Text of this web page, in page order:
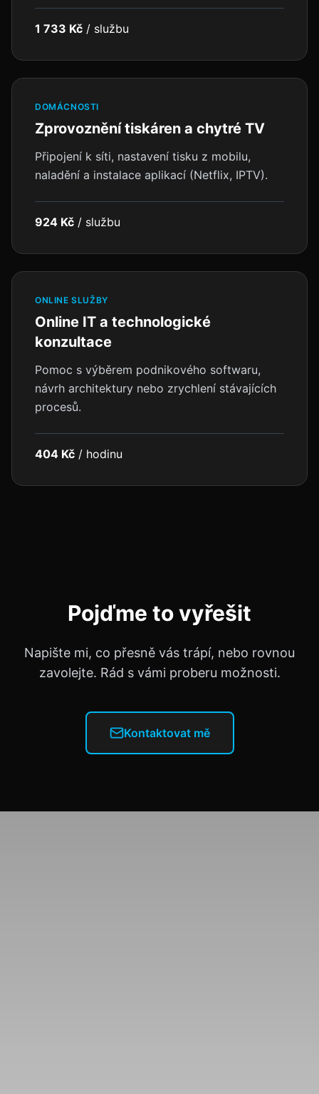
1 733 Kč / službu
DOMÁCNOSTI
Zprovoznění tiskáren a chytré TV
Připojení k síti, nastavení tisku z mobilu,
naladění a instalace aplikací (Netflix, IPTV).
924 Kč / službu
ONLINE SLUŽBY
Online IT a technologické
konzultace
Pomoc s výběrem podnikového softwaru,
návrh architektury nebo zrychlení stávajících
procesů.
404 Kč / hodinu
Pojďme to vyřešit
Napište mi, co přesně vás trápí, nebo rovnou
zavolejte. Rád s vámi proberu možnosti.
Kontaktovat mě